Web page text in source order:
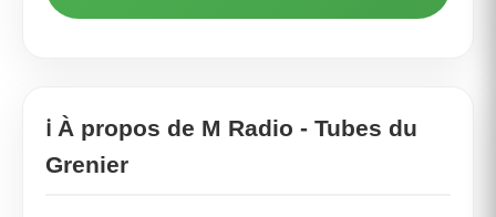
ℹ️ À propos de M Radio - Tubes du
Grenier